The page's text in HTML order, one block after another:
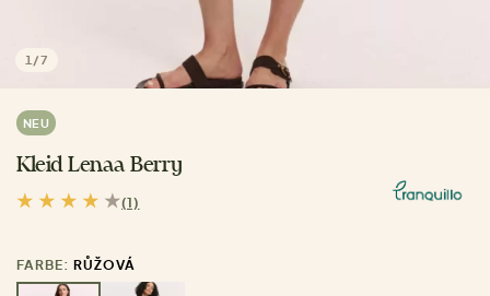
1 /7
NEU
Kleid Lenaa Berry
(1)
FARBE: RŮŽOVÁ